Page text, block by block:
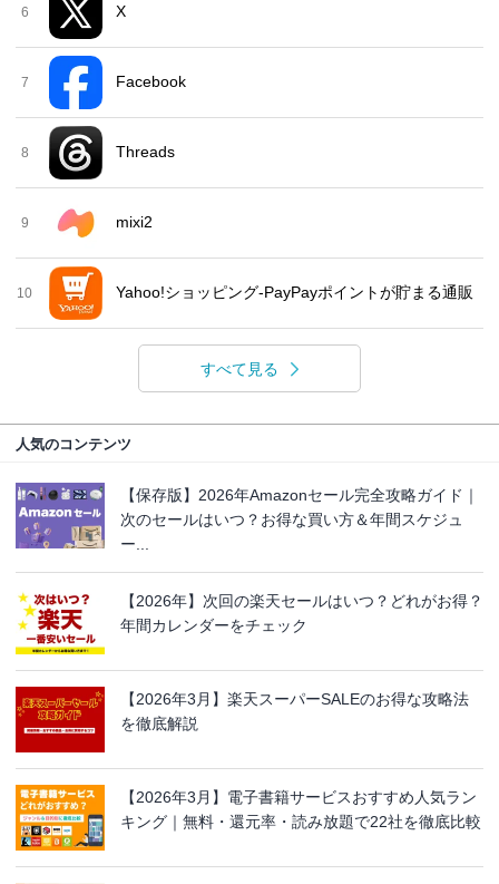
6 X
7 Facebook
8 Threads
9 mixi2
10 Yahoo!ショッピング-PayPayポイントが貯まる通販
すべて見る
人気のコンテンツ
【保存版】2026年Amazonセール完全攻略ガイド｜
次のセールはいつ？お得な買い方＆年間スケジュ
ー...
【2026年】次回の楽天セールはいつ？どれがお得？
年間カレンダーをチェック
【2026年3月】楽天スーパーSALEのお得な攻略法
を徹底解説
【2026年3月】電子書籍サービスおすすめ人気ラン
キング｜無料・還元率・読み放題で22社を徹底比較